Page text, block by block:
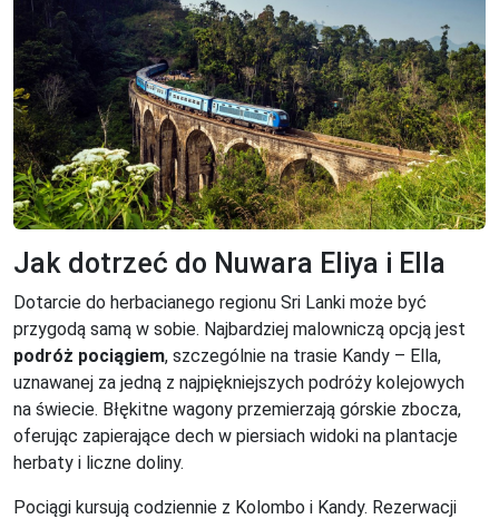
Jak dotrzeć do Nuwara Eliya i Ella
Dotarcie do herbacianego regionu Sri Lanki może być
przygodą samą w sobie. Najbardziej malowniczą opcją jest
podróż pociągiem, szczególnie na trasie Kandy – Ella,
uznawanej za jedną z najpiękniejszych podróży kolejowych
na świecie. Błękitne wagony przemierzają górskie zbocza,
oferując zapierające dech w piersiach widoki na plantacje
herbaty i liczne doliny.
Pociągi kursują codziennie z Kolombo i Kandy. Rezerwacji